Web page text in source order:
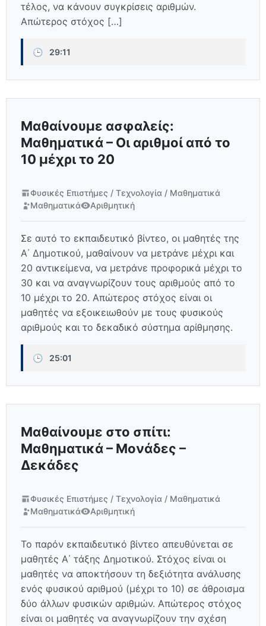
τέλος, να κάνουν συγκρίσεις αριθμών.
Απώτερος στόχος […]
🕒 29:11
Μαθαίνουμε ασφαλείς:
Μαθηματικά – Οι αριθμοί από το
10 μέχρι το 20
Φυσικές Επιστήμες / Τεχνολογία / Μαθηματικά
Μαθηματικά
Αριθμητική
Σε αυτό το εκπαιδευτικό βίντεο, οι μαθητές της
Α΄ Δημοτικού, μαθαίνουν να μετράνε μέχρι και
20 αντικείμενα, να μετράνε προφορικά μέχρι το
30 και να αναγνωρίζουν τους αριθμούς από το
10 μέχρι το 20. Απώτερος στόχος είναι οι
μαθητές να εξοικειωθούν με τους φυσικούς
αριθμούς και το δεκαδικό σύστημα αρίθμησης.
🕒 25:01
Μαθαίνουμε στο σπίτι:
Μαθηματικά – Μονάδες –
Δεκάδες
Φυσικές Επιστήμες / Τεχνολογία / Μαθηματικά
Μαθηματικά
Αριθμητική
Το παρόν εκπαιδευτικό βίντεο απευθύνεται σε
μαθητές Α΄ τάξης Δημοτικού. Στόχος είναι οι
μαθητές να αποκτήσουν τη δεξιότητα ανάλυσης
ενός φυσικού αριθμού (μέχρι το 10) σε άθροισμα
δύο άλλων φυσικών αριθμών. Απώτερος στόχος
είναι οι μαθητές να αναγνωρίζουν την σχέση